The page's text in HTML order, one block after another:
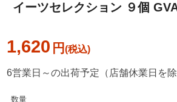
イーツセレクション ９個
1,620 円
6営業日～の出荷予定（店舗休業日を除